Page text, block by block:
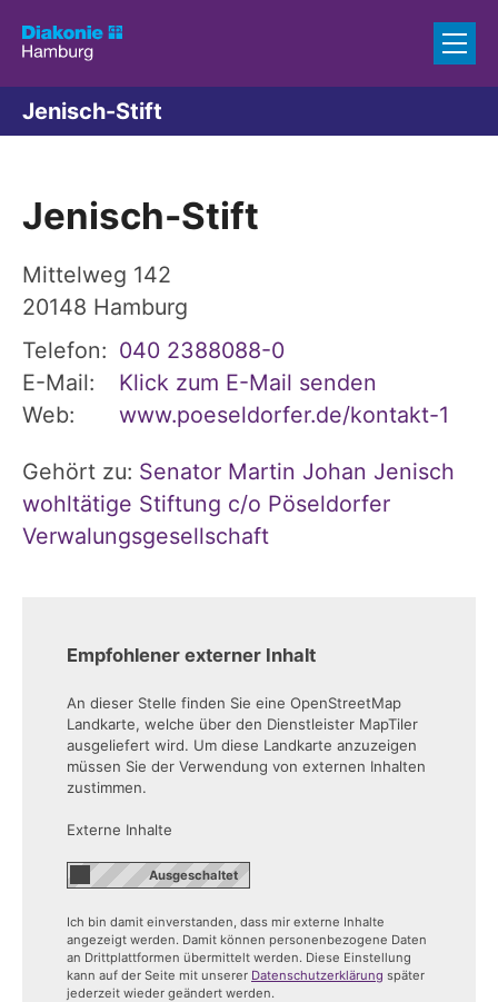
Jenisch-Stift
Jenisch-Stift
Mittelweg 142
20148 Hamburg
Telefon: 040 2388088-0
E-Mail:
Klick zum E-Mail senden
Web:
www.poeseldorfer.de/kontakt-1
Gehört zu: Senator Martin Johan Jenisch
wohltätige Stiftung c/o Pöseldorfer
Verwalungsgesellschaft
Empfohlener externer Inhalt
An dieser Stelle finden Sie eine OpenStreetMap
Landkarte, welche über den Dienstleister MapTiler
ausgeliefert wird. Um diese Landkarte anzuzeigen
müssen Sie der Verwendung von externen Inhalten
zustimmen.
Externe Inhalte
Ich bin damit einverstanden, dass mir externe Inhalte
angezeigt werden. Damit können personenbezogene Daten
an Drittplattformen übermittelt werden. Diese Einstellung
kann auf der Seite mit unserer Datenschutzerklärung später
jederzeit wieder geändert werden.